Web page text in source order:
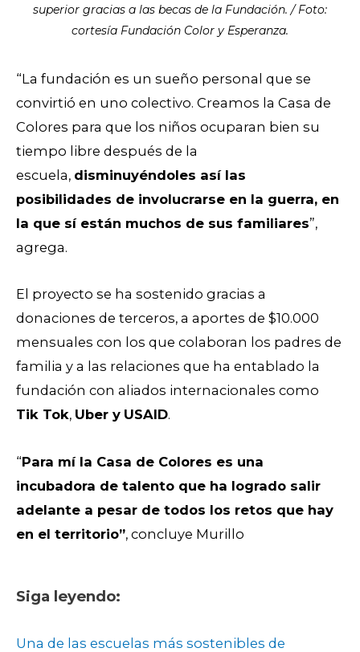
superior gracias a las becas de la Fundación. / Foto:
cortesía Fundación Color y Esperanza.
“La fundación es un sueño personal que se
convirtió en uno colectivo. Creamos la Casa de
Colores para que los niños ocuparan bien su
tiempo libre después de la
escuela, disminuyéndoles así las
posibilidades de involucrarse en la guerra, en
la que sí están muchos de sus familiares”,
agrega.
El proyecto se ha sostenido gracias a
donaciones de terceros, a aportes de $10.000
mensuales con los que colaboran los padres de
familia y a las relaciones que ha entablado la
fundación con aliados internacionales como
Tik Tok, Uber y USAID.
“Para mí la Casa de Colores es una
incubadora de talento que ha logrado salir
adelante a pesar de todos los retos que hay
en el territorio”, concluye Murillo
Siga leyendo:
Una de las escuelas más sostenibles de